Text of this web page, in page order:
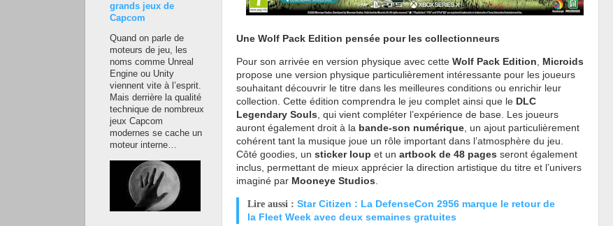
Une Wolf Pack Edition pensée pour les collectionneurs
Pour son arrivée en version physique avec cette Wolf Pack Edition
Microids
propose une version physique particulièrement intéressante pour les joueurs
souhaitant découvrir le titre dans les meilleures conditions ou enrichir leur
collection. Cette édition comprendra le jeu complet ainsi que le DLC
Legendary Souls , qui vient compléter l’expérience de base. Les joueurs
auront également droit à la bande-son numérique , un ajout particulièrement
cohérent tant la musique joue un rôle important dans l’atmosphère du jeu.
Côté goodies, un sticker loup et un artbook de 48 pages seront également
inclus, permettant de mieux apprécier la direction artistique du titre et l’univers
imaginé par Mooneye Studios
Lire aussi : Star Citizen : La DefenseCon 2956 marque le retour de
la Fleet Week avec deux semaines gratuites
grands jeux de
Capcom
Quand on parle de
moteurs de jeu, les
noms comme Unreal
Engine ou Unity
viennent vite à l’esprit.
Mais derrière la qualité
technique de nombreux
jeux Capcom
modernes se cache un
moteur interne…